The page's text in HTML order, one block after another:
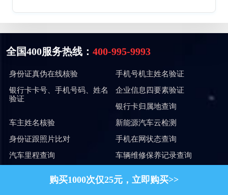
购买1000次仅25元，立即购买>>
全国400服务热线： 400-995-9993
身份证真伪在线核验
手机号机主姓名验证
银行卡卡号、手机号码、姓名
验证
企业信息四要素验证
银行卡归属地查询
车主姓名核验
新能源汽车云检测
身份证跟照片比对
手机在网状态查询
汽车里程查询
车辆维修保养记录查询